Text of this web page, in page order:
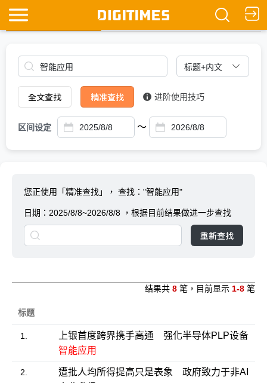
Ask DIGITIMES
全文查找 精准查找 进阶使用技巧
区间设定 ～
您正使用「精准查找」， 查找："智能应用"
日期： 2025/8/8~2026/8/8 ，根据目前结果做进一步查找
重新查找
结果共 8 笔，目前显示 1-8 笔
标题
1.
上银首度跨界携手高通 强化半导体PLP设备
智能应用
2.
遭批人均所得提高只是表象 政府致力于非AI